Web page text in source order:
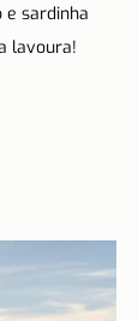
e sardinha
lavoura!